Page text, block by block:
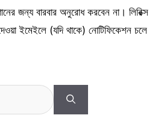
জন্য বারবার অনুরোধ করবেন না। লিরিক্স
ইমেইলে (যদি থাকে) নোটিফিকেশন চলে